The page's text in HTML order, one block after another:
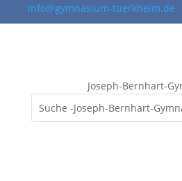
info@gymnasium-tuerkheim.de
Joseph-Bernhart-